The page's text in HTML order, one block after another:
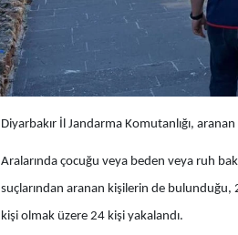
Diyarbakır İl Jandarma Komutanlığı,
Aralarında çocuğu veya beden veya ruh
suçlarından aranan kişilerin de bulunduğu,
kişi olmak üzere 24 kişi yakalandı.